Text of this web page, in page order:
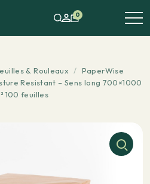
0
& Rouleaux / PaperWise
Resistant – Sens long 700×1000
100 feuilles